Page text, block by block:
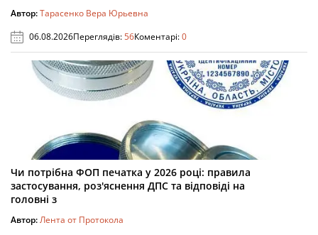
Автор:Тарасенко Вера Юрьевна
06.08.2026Переглядів:56Коментарі:0
Чи потрібна ФОП печатка у 2026 році: правила
застосування, роз'яснення ДПС та відповіді на
головні з
Автор:Лента от Протокола